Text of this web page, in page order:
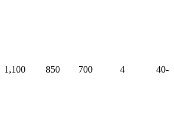
1,100 850 700 4 40-